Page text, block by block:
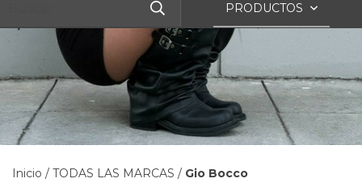
PRODUCTOS
Inicio / TODAS LAS MARCAS / Gio Bocco